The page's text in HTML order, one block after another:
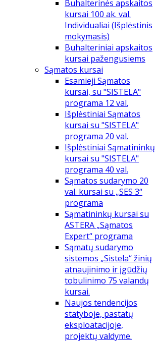
Buhalterinės apskaitos
kursai 100 ak. val.
Individualiai (Išplėstinis
mokymasis)
Buhalteriniai apskaitos
kursai pažengusiems
Sąmatos kursai
Esamieji Sąmatos
kursai, su "SISTELA"
programa 12 val.
Išplėstiniai Sąmatos
kursai su "SISTELA"
programa 20 val.
Išplėstiniai Sąmatininkų
kursai su "SISTELA"
programa 40 val.
Sąmatos sudarymo 20
val. kursai su „SES 3“
programa
Sąmatininkų kursai su
ASTERA „Sąmatos
Expert“ programa
Sąmatų sudarymo
sistemos „Sistela“ žinių
atnaujinimo ir įgūdžių
tobulinimo 75 valandų
kursai.
Naujos tendencijos
statyboje, pastatų
eksploatacijoje,
projektų valdyme.